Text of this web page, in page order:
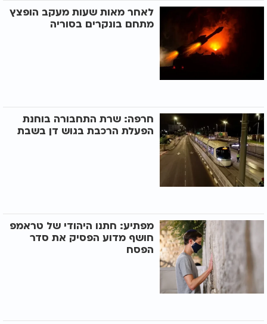
לאחר מאות שעות מעקב הופצץ
מתחם בונקרים בסוריה
חרפה: שרת התחבורה בוחנת
הפעלת הרכבת בגוש דן בשבת
מפתיע: חתנו היהודי של טראמפ
חושף מדוע הפסיק את סדר
הפסח